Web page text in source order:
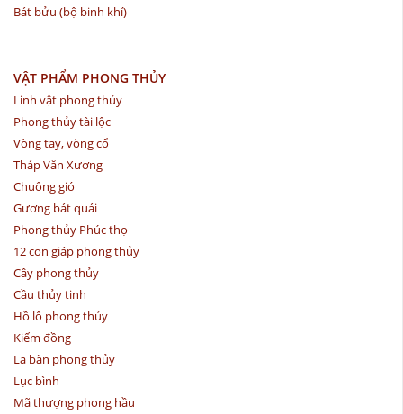
Bát bửu (bộ binh khí)
VẬT PHẨM PHONG THỦY
Linh vật phong thủy
Phong thủy tài lộc
Vòng tay, vòng cổ
Tháp Văn Xương
Chuông gió
Gương bát quái
Phong thủy Phúc thọ
12 con giáp phong thủy
Cây phong thủy
Cầu thủy tinh
Hồ lô phong thủy
Kiếm đồng
La bàn phong thủy
Lục bình
Mã thượng phong hầu